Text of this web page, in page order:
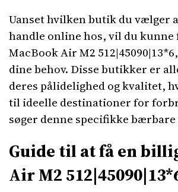
Uanset hvilken butik du vælger
handle online hos, vil du kunne
MacBook Air M2
dine behov. Disse butikker er
deres pålidelighed og kvalitet,
til ideelle destinationer for
søger denne specifikke
Guide til at få en
Air M2